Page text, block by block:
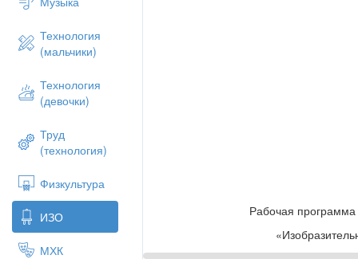
Технология
(мальчики)
Технология
(девочки)
Труд
(технология)
Физкультура
ИЗО
МХК
Рабочая